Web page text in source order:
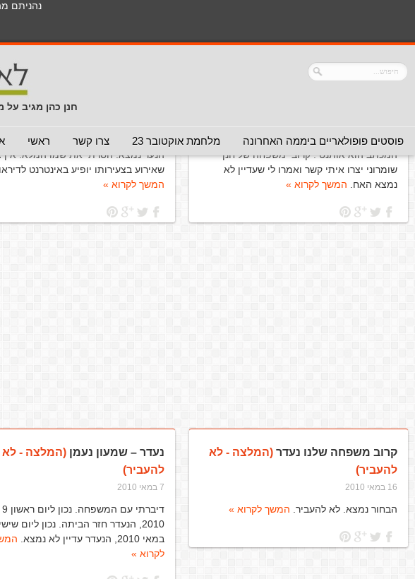
נהניתם
חנן כהן מגיב על
פוסטים פופולאריים ביממה האחרונה מלחמת אוקטובר 23 צרו קשר ראשי
נושא:חיפוש נעדרים
המכתב הוא אותנטי. קרובי משפחה של חנן
שומרוני יצרו איתי קשר ואמרו לי שעדיין לא
נמצא האח. המשך לקרוא »
(המלצה
הנער נמצא. הסרתי את שמו המלא. אין
שאירוע בצעירותו יופיע באינטרנט
המשך לקרוא »
קרוב משפחה שלנו נעדר (המלצה - לא
להעביר)
16 במאי 2010
הבחור נמצא. לא להעביר. המשך לקרוא »
נעדר – שמעון נעמן (המלצה - לא
להעביר)
7 במאי 2010
במאי 2010, הנעדר עדיין לא נמצא.
לקרוא »